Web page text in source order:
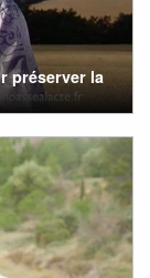
préserver la